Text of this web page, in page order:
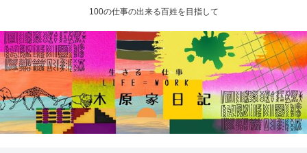
100の仕事の出来る百姓を目指して